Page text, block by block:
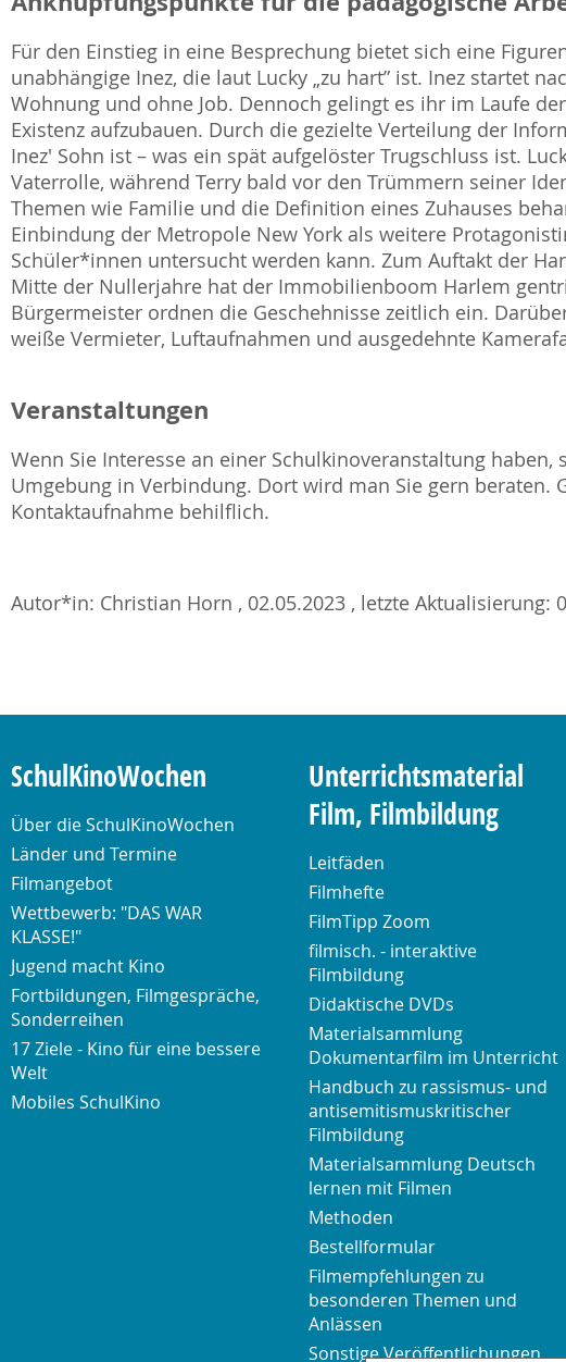
Für den Einstieg in eine Besprechung bietet sich eine
unabhängige Inez, die laut Lucky „zu hart” ist. Inez startet
Wohnung und ohne Job. Dennoch gelingt es ihr im Laufe
Existenz aufzubauen. Durch die gezielte Verteilung der
Inez' Sohn ist – was ein spät aufgelöster Trugschluss ist.
Vaterrolle, während Terry bald vor den Trümmern seiner
Themen wie Familie und die Definition eines Zuhauses
Einbindung der Metropole New York als weitere
Schüler*innen untersucht werden kann. Zum Auftakt der
Mitte der Nullerjahre hat der Immobilienboom Harlem
Bürgermeister ordnen die Geschehnisse zeitlich ein.
weiße Vermieter, Luftaufnahmen und ausgedehnte
Veranstaltungen
Wenn Sie Interesse an einer Schulkinoveranstaltung
Umgebung in Verbindung. Dort wird man Sie gern beraten.
Kontaktaufnahme behilflich.
Autor*in: Christian Horn , 02.05.2023 , letzte Aktualisierung:
SchulKinoWochen
Über die SchulKinoWochen
Länder und Termine
Filmangebot
Wettbewerb: "DAS WAR
KLASSE!"
Jugend macht Kino
Fortbildungen, Filmgespräche,
Sonderreihen
17 Ziele - Kino für eine bessere
Welt
Mobiles SchulKino
Unterrichtsmaterial
Film, Filmbildung
Leitfäden
Filmhefte
FilmTipp Zoom
filmisch. - interaktive
Filmbildung
Didaktische DVDs
Materialsammlung
Dokumentarfilm im Unterricht
Handbuch zu rassismus- und
antisemitismuskritischer
Filmbildung
Materialsammlung Deutsch
lernen mit Filmen
Methoden
Bestellformular
Filmempfehlungen zu
besonderen Themen und
Anlässen
Sonstige Veröffentlichungen